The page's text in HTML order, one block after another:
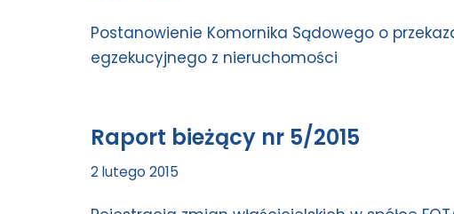
Postanowienie Komornika Sądowego o
egzekucyjnego z nieruchomości
Raport bieżący nr 5/2015
2 lutego 2015